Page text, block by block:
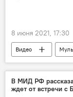
8 июня 2021, 17:30
Видео
газ
газопровод
Россия
В МИД РФ
ждет от встречи